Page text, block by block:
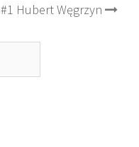
#1 Hubert Węgrzyn